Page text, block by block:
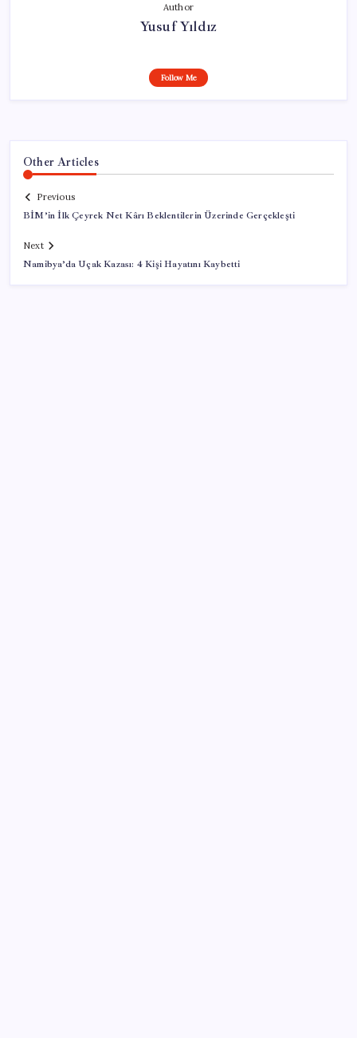
Author
Yusuf Yıldız
Follow Me
Other Articles
Previous
BİM’in İlk Çeyrek Net Kârı Beklentilerin Üzerinde Gerçekleşti
Next
Namibya’da Uçak Kazası: 4 Kişi Hayatını Kaybetti